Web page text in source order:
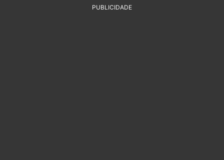
PUBLICIDADE